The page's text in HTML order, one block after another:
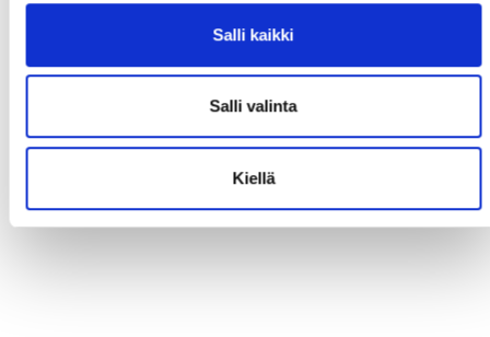
Salli kaikki
Salli valinta
Kiellä